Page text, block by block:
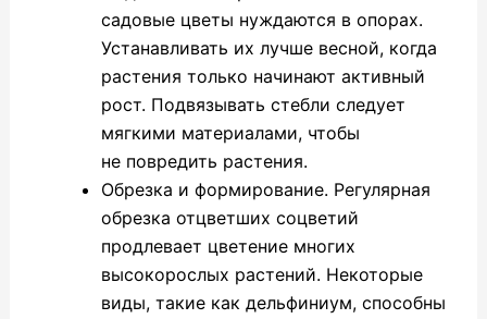
садовые цветы нуждаются в опорах.
Устанавливать их лучше весной, когда
растения только начинают активный
рост. Подвязывать стебли следует
мягкими материалами, чтобы
не повредить растения.
Обрезка и формирование. Регулярная
обрезка отцветших соцветий
продлевает цветение многих
высокорослых растений. Некоторые
виды, такие как дельфиниум, способны